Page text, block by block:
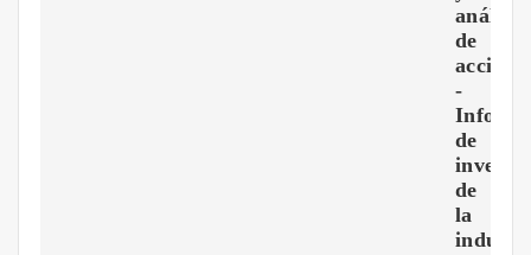
análisis
de
-
de
de
la